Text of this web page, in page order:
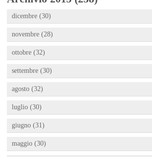
dicembre (30)
novembre (28)
ottobre (32)
settembre (30)
agosto (32)
luglio (30)
giugno (31)
maggio (30)